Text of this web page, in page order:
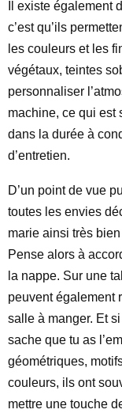
Il existe également
c’est qu’ils
les couleurs et les
végétaux, teintes
personnaliser
machine, ce qui est
dans la durée à
d’entretien.
D’un point de vue
toutes les envies
marie ainsi très
Pense alors à
la nappe. Sur une
peuvent également
salle à manger. Et
sache que tu as
géométriques,
couleurs, ils ont
mettre une touche